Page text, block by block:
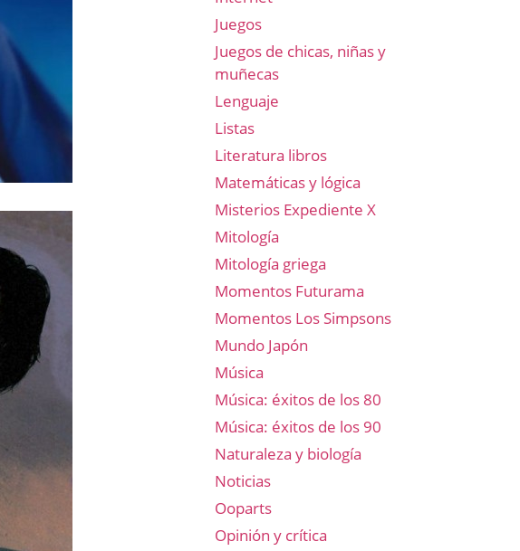
Juegos
Juegos de chicas, niñas y
muñecas
Lenguaje
Listas
Literatura libros
Matemáticas y lógica
Misterios Expediente X
Mitología
Mitología griega
Momentos Futurama
Momentos Los Simpsons
Mundo Japón
Música
Música: éxitos de los 80
Música: éxitos de los 90
Naturaleza y biología
Noticias
Ooparts
Opinión y crítica